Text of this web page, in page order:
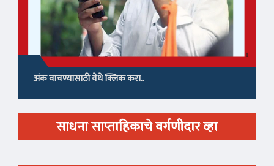
अंक वाचण्यासाठी येथे क्लिक करा..
साधना साप्ताहिकाचे वर्गणीदार व्हा